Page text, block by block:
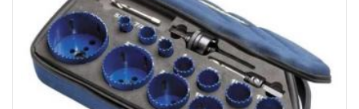
- Wiertło pilotowe x3
• Dostarczany w futerale